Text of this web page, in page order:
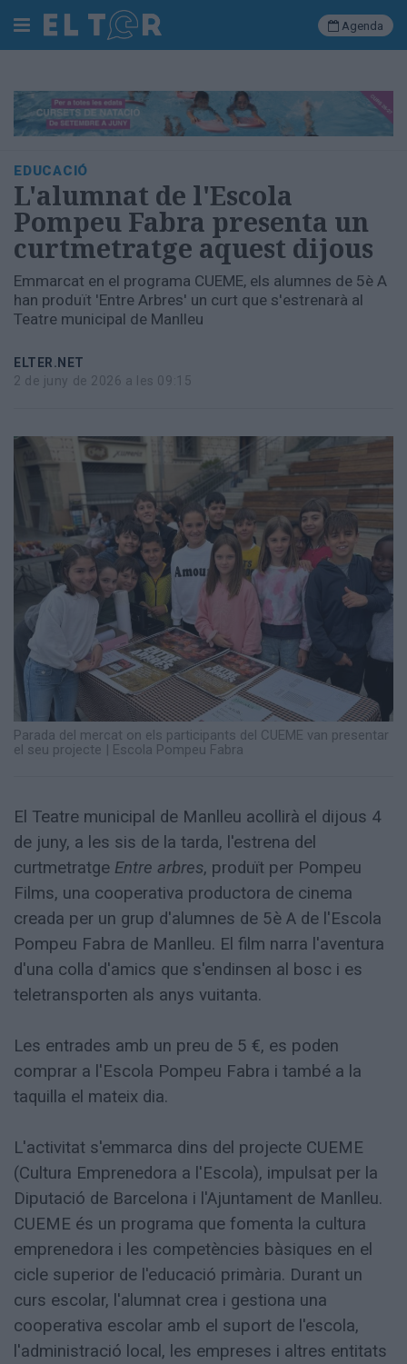
Cerca
Portada
Societat
Política
Municipal
Economia
empresa
Cultura
Ràdio
Manlleu
les
Agenda
EDUCACIÓ
L'alumnat de l'Escola
Pompeu Fabra presenta un
curtmetratge aquest dijous
Emmarcat en el programa CUEME, els alumnes de 5è A
han produït 'Entre Arbres' un curt que s'estrenarà al
Teatre municipal de Manlleu
ELTER.NET
2 de juny de 2026 a les 09:15
Parada del mercat on els participants del CUEME van presentar
el seu projecte | Escola Pompeu Fabra
El Teatre municipal de Manlleu acollirà el dijous 4
de juny, a les sis de la tarda, l'estrena del
curtmetratge Entre arbres, produït per Pompeu
Films, una cooperativa productora de cinema
creada per un grup d'alumnes de 5è A de l'Escola
Pompeu Fabra de Manlleu. El film narra l'aventura
d'una colla d'amics que s'endinsen al bosc i es
teletransporten als anys vuitanta.
Les entrades amb un preu de 5 €, es poden
comprar a l'Escola Pompeu Fabra i també a la
taquilla el mateix dia.
L'activitat s'emmarca dins del projecte CUEME
(Cultura Emprenedora a l'Escola), impulsat per la
Diputació de Barcelona i l'Ajuntament de Manlleu.
CUEME és un programa que fomenta la cultura
emprenedora i les competències bàsiques en el
cicle superior de l'educació primària. Durant un
curs escolar, l'alumnat crea i gestiona una
cooperativa escolar amb el suport de l'escola,
l'administració local, les empreses i altres entitats